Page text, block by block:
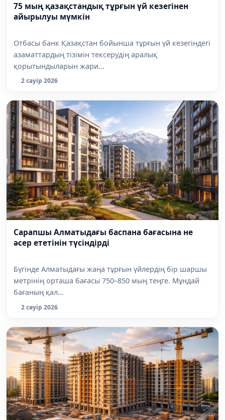
75 мың қазақстандық тұрғын үй кезегінен
айырылуы мүмкін
Отбасы банк Қазақстан бойынша тұрғын үй кезегіндегі
азаматтардың тізімін тексерудің аралық
қорытындыларын жари...
2 сәуір 2026
Сарапшы Алматыдағы баспана бағасына не
әсер ететінін түсіндірді
Бүгінде Алматыдағы жаңа тұрғын үйлердің бір шаршы
метрінің орташа бағасы 750–850 мың теңге. Мұндай
бағаның қал...
2 сәуір 2026